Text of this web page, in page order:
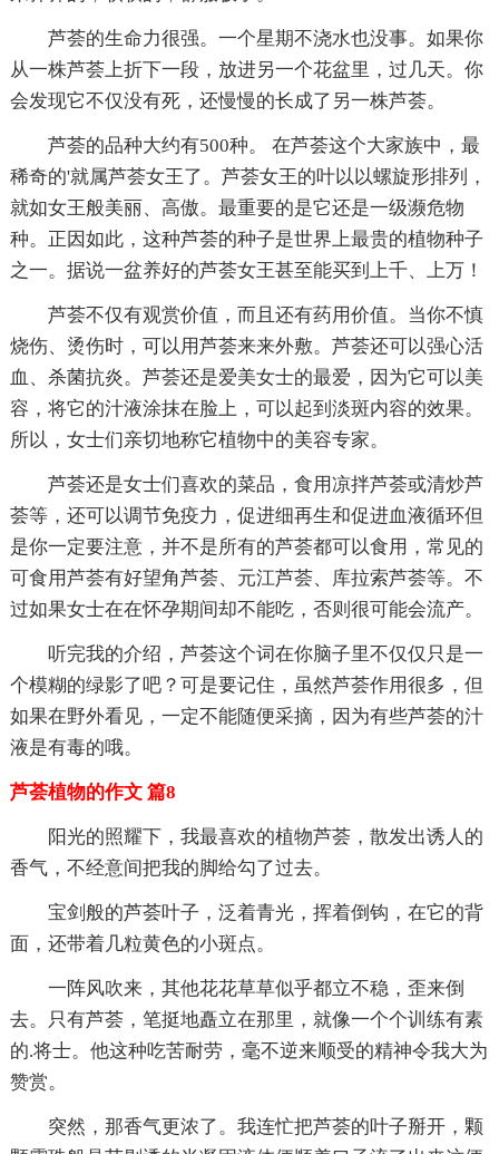
芦荟的生命力很强。一个星期不浇水也没事。如果你
从一株芦荟上折下一段，放进另一个花盆里，过几天。你
会发现它不仅没有死，还慢慢的长成了另一株芦荟。
芦荟的品种大约有500种。 在芦荟这个大家族中，最
稀奇的'就属芦荟女王了。芦荟女王的叶以以螺旋形排列，
就如女王般美丽、高傲。最重要的是它还是一级濒危物
种。正因如此，这种芦荟的种子是世界上最贵的植物种子
之一。据说一盆养好的芦荟女王甚至能买到上千、上万！
芦荟不仅有观赏价值，而且还有药用价值。当你不慎
烧伤、烫伤时，可以用芦荟来来外敷。芦荟还可以强心活
血、杀菌抗炎。芦荟还是爱美女士的最爱，因为它可以美
容，将它的汁液涂抹在脸上，可以起到淡斑内容的效果。
所以，女士们亲切地称它植物中的美容专家。
芦荟还是女士们喜欢的菜品，食用凉拌芦荟或清炒芦
荟等，还可以调节免疫力，促进细再生和促进血液循环但
是你一定要注意，并不是所有的芦荟都可以食用，常见的
可食用芦荟有好望角芦荟、元江芦荟、库拉索芦荟等。不
过如果女士在在怀孕期间却不能吃，否则很可能会流产。
听完我的介绍，芦荟这个词在你脑子里不仅仅只是一
个模糊的绿影了吧？可是要记住，虽然芦荟作用很多，但
如果在野外看见，一定不能随便采摘，因为有些芦荟的汁
液是有毒的哦。
芦荟植物的作文 篇8
阳光的照耀下，我最喜欢的植物芦荟，散发出诱人的
香气，不经意间把我的脚给勾了过去。
宝剑般的芦荟叶子，泛着青光，挥着倒钩，在它的背
面，还带着几粒黄色的小斑点。
一阵风吹来，其他花花草草似乎都立不稳，歪来倒
去。只有芦荟，笔挺地矗立在那里，就像一个个训练有素
的.将士。他这种吃苦耐劳，毫不逆来顺受的精神令我大为
赞赏。
突然，那香气更浓了。我连忙把芦荟的叶子掰开，颗